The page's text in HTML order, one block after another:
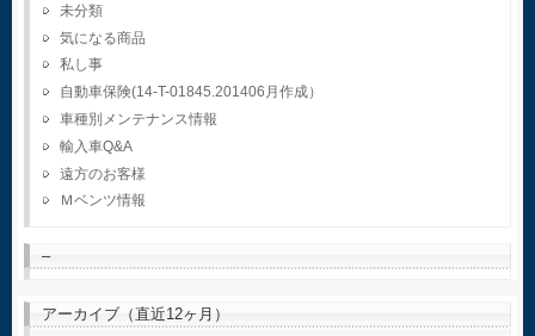
未分類
気になる商品
私し事
自動車保険(14-T-01845.201406月作成）
車種別メンテナンス情報
輸入車Q&A
遠方のお客様
Ｍベンツ情報
–
アーカイブ（直近12ヶ月）